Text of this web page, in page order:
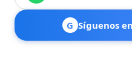
G Síguenos